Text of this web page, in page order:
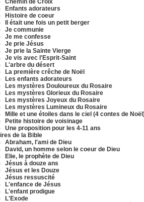
Enfants adorateurs
Histoire de coeur
Il était une fois un petit berger
Je communie
Je me confesse
Je prie Jésus
Je prie la Sainte Vierge
Je vis avec l'Esprit-Saint
L'arbre du désert
La première crêche de Noël
Les enfants adorateurs
Les mystères Douloureux du Rosaire
Les mystères Glorieux du Rosaire
Les mystères Joyeux du Rosaire
Les mystères Lumineux du Rosaire
Mille et une étoiles dans le ciel (4 contes de
Petite histoire de voisinage
Une proposition pour les 4-11 ans
de la Bible
Abraham, l'ami de Dieu
David, un homme selon le coeur de Dieu
Elie, le prophète de Dieu
Jésus à douze ans
Jésus et les Douze
Jésus ressuscité
L'enfance de Jésus
L'enfant prodigue
L'Exode